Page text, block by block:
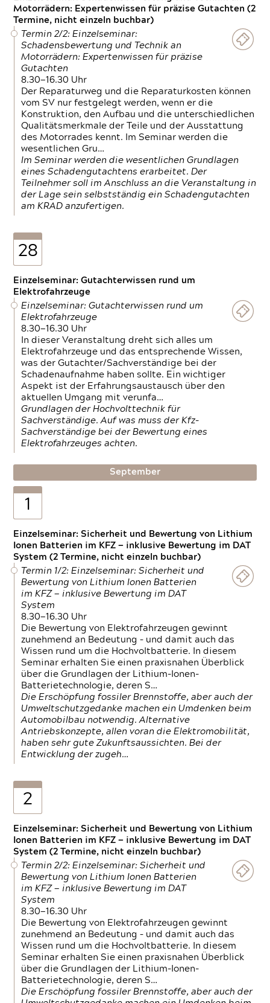
Motorrädern: Expertenwissen für präzise Gutachten (2
Termine, nicht einzeln buchbar)
Termin 2/2: Einzelseminar:
Schadensbewertung und Technik an
Motorrädern: Expertenwissen für präzise
Gutachten
8.30—16.30 Uhr
Der Reparaturweg und die Reparaturkosten können
vom SV nur festgelegt werden, wenn er die
Konstruktion, den Aufbau und die unterschiedlichen
Qualitätsmerkmale der Teile und der Ausstattung
des Motorrades kennt. Im Seminar werden die
wesentlichen Gru…
Im Seminar werden die wesentlichen Grundlagen
eines Schadengutachtens erarbeitet. Der
Teilnehmer soll im Anschluss an die Veranstaltung in
der Lage sein selbstständig ein Schadengutachten
am KRAD anzufertigen.
28
Einzelseminar: Gutachterwissen rund um
Elektrofahrzeuge
Einzelseminar: Gutachterwissen rund um
Elektrofahrzeuge
8.30—16.30 Uhr
In dieser Veranstaltung dreht sich alles um
Elektrofahrzeuge und das entsprechende Wissen,
was der Gutachter/Sachverständige bei der
Schadenaufnahme haben sollte. Ein wichtiger
Aspekt ist der Erfahrungsaustausch über den
aktuellen Umgang mit verunfa…
Grundlagen der Hochvolttechnik für
Sachverständige. Auf was muss der Kfz-
Sachverständige bei der Bewertung eines
Elektrofahrzeuges achten.
September
1
Einzelseminar: Sicherheit und Bewertung von Lithium
Ionen Batterien im KFZ — inklusive Bewertung im DAT
System (2 Termine, nicht einzeln buchbar)
Termin 1/2: Einzelseminar: Sicherheit und
Bewertung von Lithium Ionen Batterien
im KFZ — inklusive Bewertung im DAT
System
8.30—16.30 Uhr
Die Bewertung von Elektrofahrzeugen gewinnt
zunehmend an Bedeutung – und damit auch das
Wissen rund um die Hochvoltbatterie. In diesem
Seminar erhalten Sie einen praxisnahen Überblick
über die Grundlagen der Lithium-Ionen-
Batterietechnologie, deren S…
Die Erschöpfung fossiler Brennstoffe, aber auch der
Umweltschutzgedanke machen ein Umdenken beim
Automobilbau notwendig. Alternative
Antriebskonzepte, allen voran die Elektromobilität,
haben sehr gute Zukunftsaussichten. Bei der
Entwicklung der zugeh…
2
Einzelseminar: Sicherheit und Bewertung von Lithium
Ionen Batterien im KFZ — inklusive Bewertung im DAT
System (2 Termine, nicht einzeln buchbar)
Termin 2/2: Einzelseminar: Sicherheit und
Bewertung von Lithium Ionen Batterien
im KFZ — inklusive Bewertung im DAT
System
8.30—16.30 Uhr
Die Bewertung von Elektrofahrzeugen gewinnt
zunehmend an Bedeutung – und damit auch das
Wissen rund um die Hochvoltbatterie. In diesem
Seminar erhalten Sie einen praxisnahen Überblick
über die Grundlagen der Lithium-Ionen-
Batterietechnologie, deren S…
Die Erschöpfung fossiler Brennstoffe, aber auch der